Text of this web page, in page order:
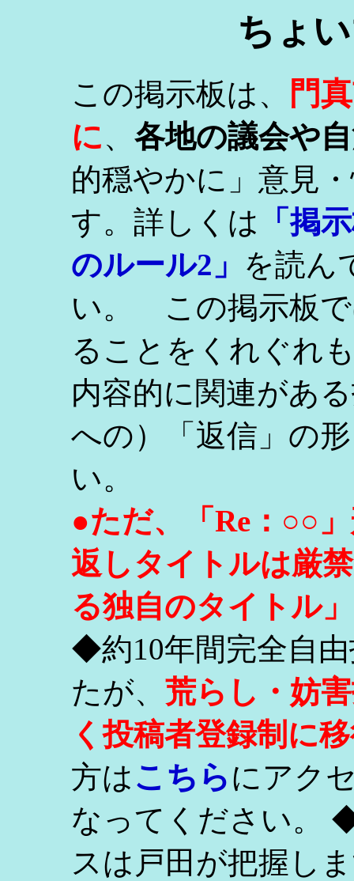
ちょ
この掲示板は、
門
に、 各地の議会や
的穏やかに」意見
す。詳しくは
「掲
のルール2」 を読ん
い。 この掲示板で
ることをくれぐれ
内容的に関連があ
への）「返信」の
い。
●ただ、「Re：○○
返しタイトルは厳
る独自のタイトル
◆約10年間完全自
たが、 荒らし・妨
く投稿者登録制に
方はこちらにアク
なってください。
スは戸田が把握し